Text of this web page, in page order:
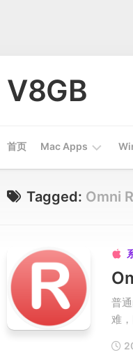
V8GB
首页 Mac Apps
Apps
工
具
系
统
具
Tagged: Omni

普
难